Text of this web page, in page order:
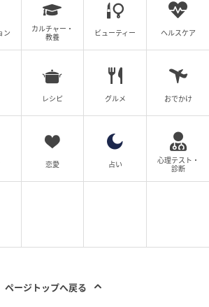
大和先生
かかりつけ医として、内科から整
いる。日本の医療体制や課題につい
ており、地上波メディアにも出演
ウーマンカレンダー編集室
元記事で読む
ーカレンダー
おでかけ情報、離乳食レシピまで。月間利用者1
ン
カルチャー・
教養
ビューティー ヘルスケア
レシピ グルメ おでかけ
恋愛 占い
心理テスト・
診断
ページトップへ戻る